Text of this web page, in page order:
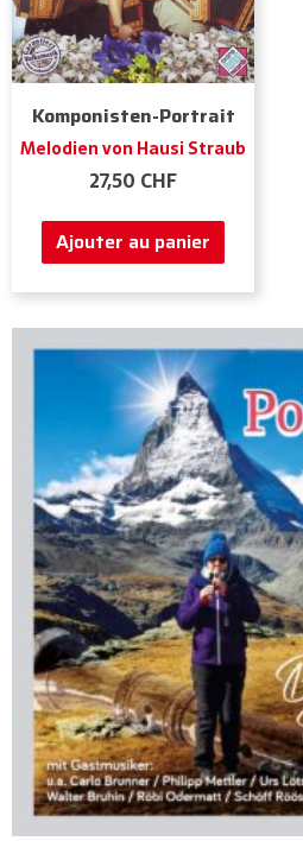
Komponisten-Portrait
Melodien von Hausi Straub
27,50 CHF
Ajouter au panier